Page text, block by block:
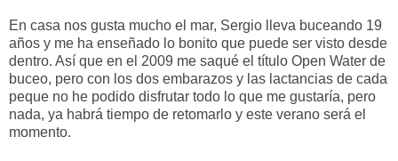
En casa nos gusta mucho el mar, Sergio lleva buceando 19
años y me ha enseñado lo bonito que puede ser visto desde
dentro. Así que en el 2009 me saqué el título Open Water de
buceo, pero con los dos embarazos y las lactancias de cada
peque no he podido disfrutar todo lo que me gustaría, pero
nada, ya habrá tiempo de retomarlo y este verano será el
momento.